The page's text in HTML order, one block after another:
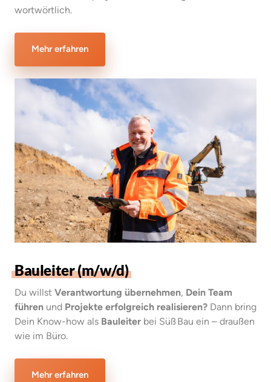
wortwörtlich.
Mehr erfahren
Bauleiter (m/w/d)
Du willst Verantwortung übernehmen, Dein Team
führen und Projekte erfolgreich realisieren? Dann bring
Dein Know-how als Bauleiter bei Süß Bau ein – draußen
wie im Büro.
Mehr erfahren